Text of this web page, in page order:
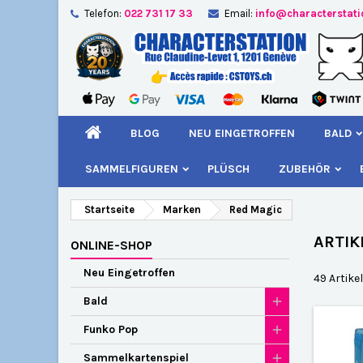
Telefon: 022 731 17 33 Email:
BLOG NEU EINGETROFFEN BALD
SAMMELFIGUREN PLÜSCH ZUBEHÖR
Startseite Marken Red Magic
ONLINE-SHOP
Neu Eingetroffen
Bald
Funko Pop
Sammelkartenspiel
49